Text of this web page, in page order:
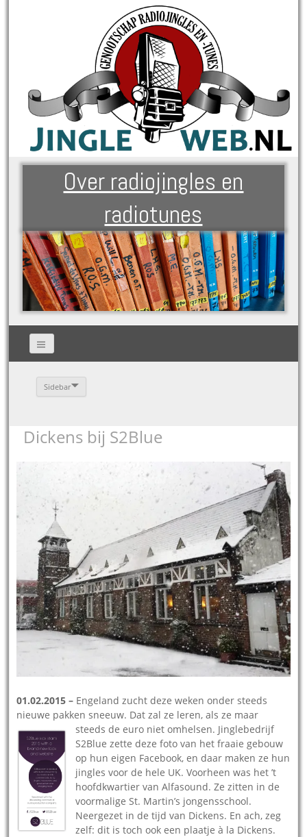
Over radiojingles en
radiotunes
Sidebar
Dickens bij S2Blue
01.02.2015 – Engeland zucht deze weken onder steeds
nieuwe pakken sneeuw. Dat zal ze leren, als ze maar
steeds de euro niet omhelsen. Jinglebedrijf
S2Blue zette deze foto van het fraaie gebouw
op hun eigen Facebook, en daar maken ze hun
jingles voor de hele UK. Voorheen was het ’t
hoofdkwartier van Alfasound. Ze zitten in de
voormalige St. Martin’s jongensschool.
Neergezet in de tijd van Dickens. En ach, zeg
zelf: dit is toch ook een plaatje à la Dickens.